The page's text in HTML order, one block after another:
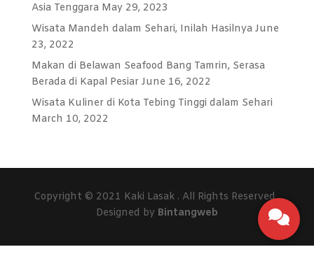
Asia Tenggara May 29, 2023
Wisata Mandeh dalam Sehari, Inilah Hasilnya June
23, 2022
Makan di Belawan Seafood Bang Tamrin, Serasa
Berada di Kapal Pesiar June 16, 2022
Wisata Kuliner di Kota Tebing Tinggi dalam Sehari
March 10, 2022
Copyright © 2021 Kaki Lasak . All Rights Reserved .
Designed by Bintangweb
Floating
button